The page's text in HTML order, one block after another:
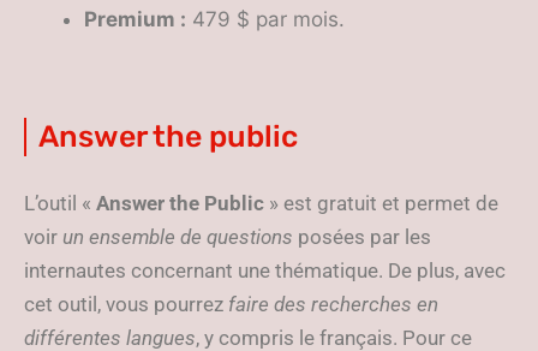
Premium : 479 $ par mois.
Answer the public
L’outil « Answer the Public » est gratuit et permet de
voir un ensemble de questions posées par les
internautes concernant une thématique. De plus, avec
cet outil, vous pourrez faire des recherches en
différentes langues, y compris le français. Pour ce